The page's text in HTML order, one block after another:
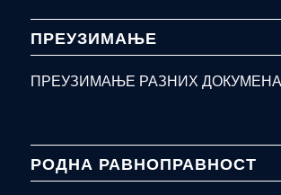
ПРЕУЗИМАЊЕ
ПРЕУЗИМАЊЕ РАЗНИХ
РОДНА РАВНОПРАВНОСТ